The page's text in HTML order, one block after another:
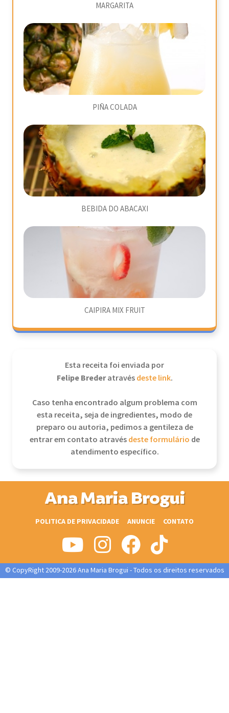
MARGARITA
PIÑA COLADA
BEBIDA DO ABACAXI
CAIPIRA MIX FRUIT
Esta receita foi enviada por
Felipe Brederatravésdeste link.
Caso tenha encontrado algum problema com
esta receita, seja de ingredientes, modo de
preparo ou autoria, pedimos a gentileza de
entrar em contato atravésdeste formulário de
atendimento específico.
Ana Maria Brogui
POLITICA DE PRIVACIDADE ANUNCIE CONTATO
© CopyRight 2009-2026 Ana Maria Brogui - Todos os direitos reservados